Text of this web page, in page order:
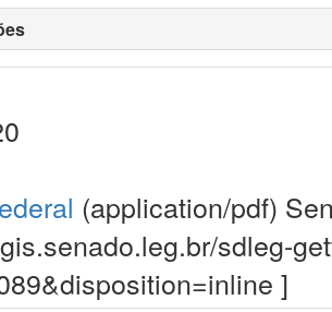
(application/pdf)
sdleg-
]